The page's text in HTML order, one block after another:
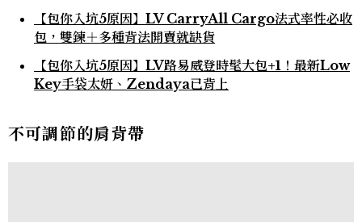
【包你入坑5原因】LV CarryAll Cargo法式率性必收
包，雙鍊＋多種背法開賣就缺貨
【包你入坑5原因】LV路易威登時髦大包+1！最新Low
Key手袋太妍、Zendaya已背上
不可調節的肩背帶